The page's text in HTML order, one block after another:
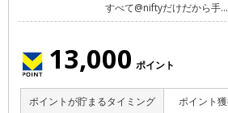
すべて@niftyだけだから手...
13,000 ポイント
ポイントが貯まるタイミング ポイント